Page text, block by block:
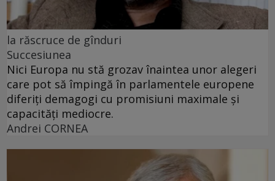
la răscruce de gînduri
Succesiunea
Nici Europa nu stă grozav înaintea unor alegeri
care pot să împingă în parlamentele europene
diferiți demagogi cu promisiuni maximale și
capacități mediocre.
Andrei CORNEA